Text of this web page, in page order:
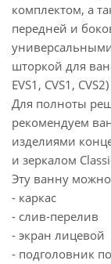
комплектом, а
передней и
шторкой для
EVS1, CVS1,
Для полноты
рекомендуем
изделиями
и зеркалом
Эту ванну
- каркас
- слив-перелив
- экран лицевой
- подголовник